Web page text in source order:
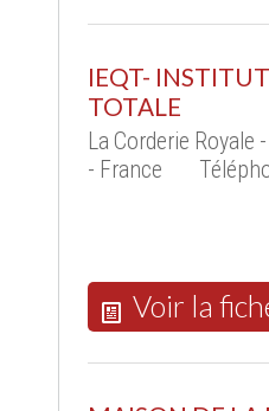
IEQT-
TOTALE
La Corderie Royale
- France
Voir la